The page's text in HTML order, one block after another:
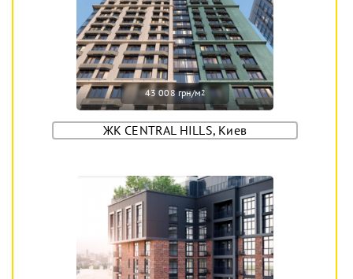
43 008 грн/м2
ЖК CENTRAL HILLS, Киев